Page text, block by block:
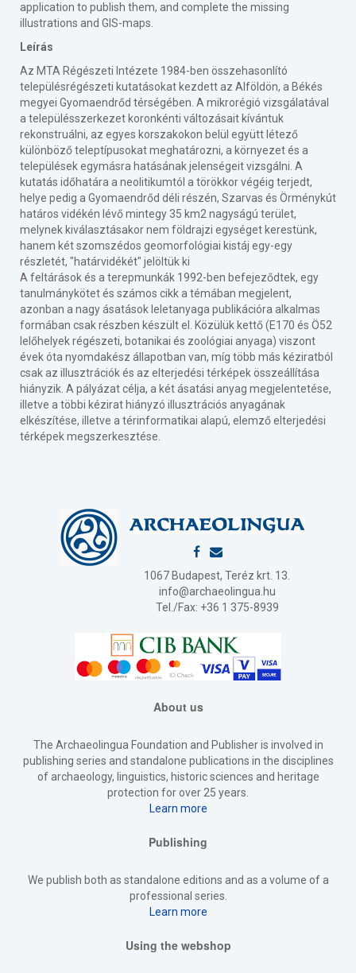
application to publish them, and complete the missing
illustrations and GIS-maps.
Leírás
Az MTA Régészeti Intézete 1984-ben összehasonlító
településrégészeti kutatásokat kezdett az Alföldön, a Békés
megyei Gyomaendrőd térségében. A mikrorégió vizsgálatával
a településszerkezet koronkénti változásait kívántuk
rekonstruálni, az egyes korszakokon belül együtt létező
különböző teleptípusokat meghatározni, a környezet és a
települések egymásra hatásának jelenségeit vizsgálni. A
kutatás időhatára a neolitikumtól a törökkor végéig terjedt,
helye pedig a Gyomaendrőd déli részén, Szarvas és Örménykút
határos vidékén lévő mintegy 35 km2 nagyságú terület,
melynek kiválasztásakor nem földrajzi egységet kerestünk,
hanem két szomszédos geomorfológiai kistáj egy-egy
részletét, "határvidékét" jelöltük ki
A feltárások és a terepmunkák 1992-ben befejeződtek, egy
tanulmánykötet és számos cikk a témában megjelent,
azonban a nagy ásatások leletanyaga publikációra alkalmas
formában csak részben készült el. Közülük kettő (E170 és Ö52
lelőhelyek régészeti, botanikai és zoológiai anyaga) viszont
évek óta nyomdakész állapotban van, míg több más kéziratból
csak az illusztrációk és az elterjedési térképek összeállítása
hiányzik. A pályázat célja, a két ásatási anyag megjelentetése,
illetve a többi kézirat hiányzó illusztrációs anyagának
elkészítése, illetve a térinformatikai alapú, elemző elterjedési
térképek megszerkesztése.
1067 Budapest, Teréz krt. 13.
info@archaeolingua.hu
Tel./Fax: +36 1 375-8939
About us
The Archaeolingua Foundation and Publisher is involved in
publishing series and standalone publications in the disciplines
of archaeology, linguistics, historic sciences and heritage
protection for over 25 years.
Learn more
Publishing
We publish both as standalone editions and as a volume of a
professional series.
Learn more
Using the webshop